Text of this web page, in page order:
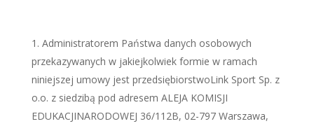
Administratorem Państwa danych osobowych
przekazywanych w jakiejkolwiek formie w ramach
niniejszej umowy jest przedsiębiorstwoLink Sport Sp. z
o.o. z siedzibą pod adresem ALEJA KOMISJI
EDUKACJINARODOWEJ 36/112B, 02-797 Warszawa,